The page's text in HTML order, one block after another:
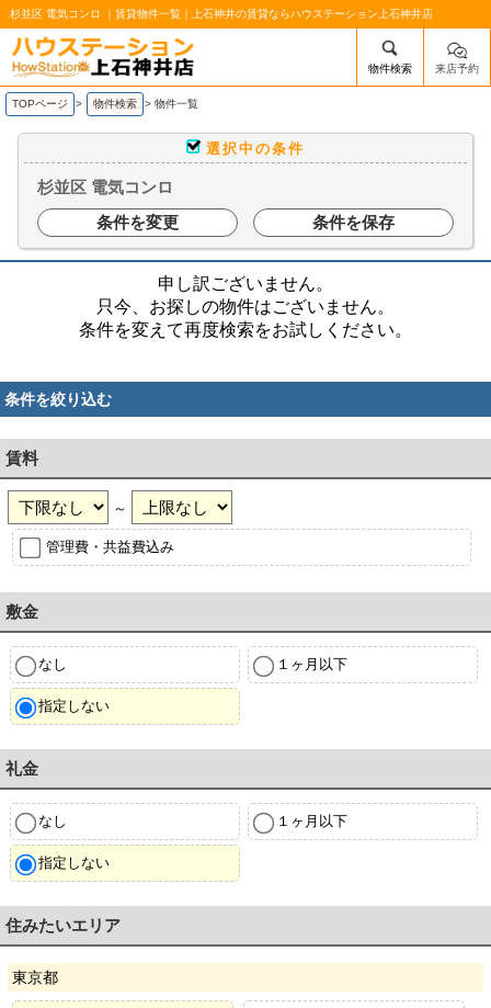
杉並区 電気コンロ ｜賃貸物件一覧｜上石神井の賃貸ならハウステーション上石神井店
/mobile_img/head-logo.png
物件検索 来店予約
TOPページ > 物件検索 > 物件一覧
選択中の条件
杉並区 電気コンロ
条件を変更
条件を保存
申し訳ございません。
只今、お探しの物件はございません。
条件を変えて再度検索をお試しください。
条件を絞り込む
賃料
～
管理費・共益費込み
敷金
なし １ヶ月以下
指定しない
礼金
なし １ヶ月以下
指定しない
住みたいエリア
東京都